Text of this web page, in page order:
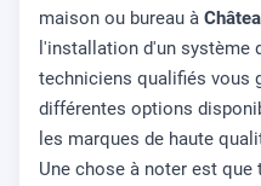
maison ou bureau à
l'installation d'un système
techniciens qualifiés vous
différentes options
les marques de haute
Une chose à noter est